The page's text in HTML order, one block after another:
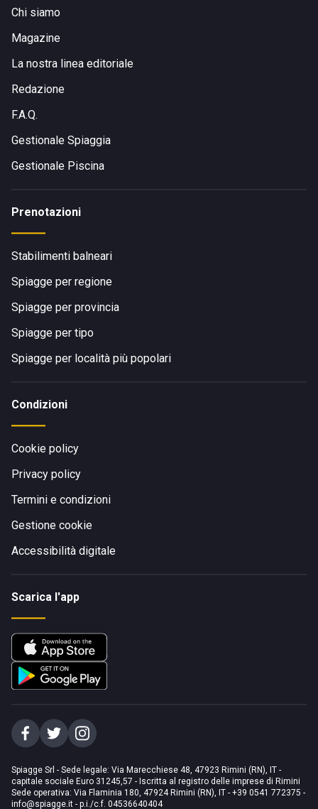
Chi siamo
Magazine
La nostra linea editoriale
Redazione
F.A.Q.
Gestionale Spiaggia
Gestionale Piscina
Prenotazioni
Stabilimenti balneari
Spiagge per regione
Spiagge per provincia
Spiagge per tipo
Spiagge per località più popolari
Condizioni
Cookie policy
Privacy policy
Termini e condizioni
Gestione cookie
Accessibilità digitale
Scarica l'app
Spiagge Srl - Sede legale: Via Marecchiese 48, 47923 Rimini (RN), IT -
capitale sociale Euro 31245,57 - Iscritta al registro delle imprese di Rimini
Sede operativa: Via Flaminia 180, 47924 Rimini (RN), IT - +39 0541 772375 -
info@spiagge.it - p.i./c.f. 04536640404